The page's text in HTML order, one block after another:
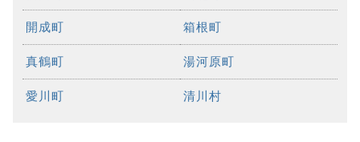
開成町 箱根町
真鶴町 湯河原町
愛川町 清川村